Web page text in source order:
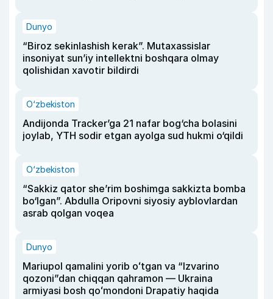
Dunyo
“Biroz sekinlashish kerak”. Mutaxassislar
insoniyat sun’iy intellektni boshqara olmay
qolishidan xavotir bildirdi
O‘zbekiston
Andijonda Tracker’ga 21 nafar bog‘cha bolasini
joylab, YTH sodir etgan ayolga sud hukmi o‘qildi
O‘zbekiston
“Sakkiz qator she’rim boshimga sakkizta bomba
bo‘lgan”. Abdulla Oripovni siyosiy ayblovlardan
asrab qolgan voqea
Dunyo
Mariupol qamalini yorib oʻtgan va “Izvarino
qozoni”dan chiqqan qahramon — Ukraina
armiyasi bosh qoʻmondoni Drapatiy haqida